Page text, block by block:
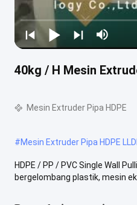
40kg / H Mesin
Mesin Extruder Pipa HDPE
#Mesin Extruder Pipa HDPE
HDPE / PP / PVC Single Wall
bergelombang plastik, mesin